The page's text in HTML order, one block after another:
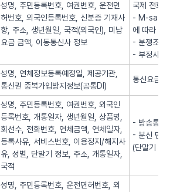
성명, 주민등록번호, 여권번호, 운전면
허번호, 외국인등록번호, 신분증 기재사
항, 주소, 생년월일, 국적(외국인), 미납
요금 금액, 이동통신사 정보
국제 전화
- M-safer
에 따라
- 분쟁조정
- 부정사용
성명, 연체정보등록예정일, 제공기관,
통신권 중복가입방지정보(공통DI)
통신요금
성명, 주민등록번호, 여권번호, 외국인
등록번호, 개통일자, 생년월일, 상품명,
회선수, 전화번호, 연체금액, 연체일자,
등록사유, 서비스번호, 이용정지/해지사
유, 성별, 단말기 정보, 주소, 개통일자,
국적
- 방송통신
- 분신 단
(단말기 분
성명, 주민등록번호, 운전면허번호, 외